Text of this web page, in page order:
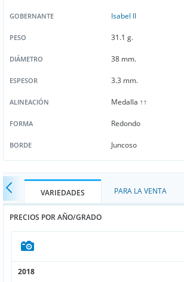
GOBERNANTE Isabel II
PESO 31.1 g.
DIÁMETRO 38 mm.
ESPESOR 3.3 mm.
ALINEACIÓN Medalla ↑↑
FORMA Redondo
BORDE Juncoso
VARIEDADES PARA LA VENTA
PRECIOS POR AÑO/GRADO
2018